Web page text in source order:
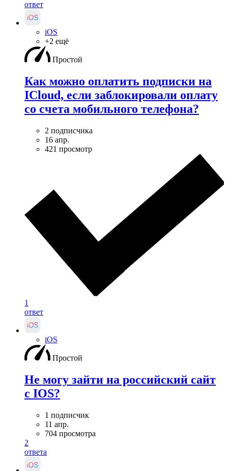
ответ
iOS
+2 ещё
Простой
Как можно оплатить подписки на
ICloud, если заблокировали оплату
со счета мобильного телефона?
2 подписчика
16 апр.
421 просмотр
1
ответ
iOS
Простой
Не могу зайти на российский сайт
с IOS?
1 подписчик
11 апр.
704 просмотра
2
ответа